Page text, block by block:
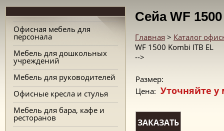
Офисная мебель для
персонала
Мебель для дошкольных
учреждений
Мебель для руководителей
Офисные кресла и стулья
Мебель для бара, кафе и
ресторанов
Сейa WF
Главная > Каталог
WF 1500 Kombi ITB EL
-->
Размер:
Цена: Уточняйте
ЗАКАЗАТЬ